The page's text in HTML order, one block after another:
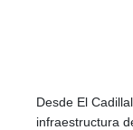
Desde El
infraestructura